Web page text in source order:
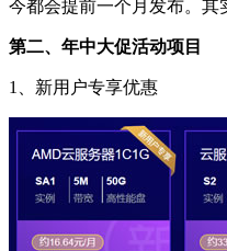
今都会提前一个月发布。其
第二、年中大促活动项目
1、新用户专享优惠